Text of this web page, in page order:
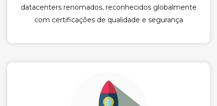
datacenters renomados, reconhecidos globalmente
com certificações de qualidade e segurança